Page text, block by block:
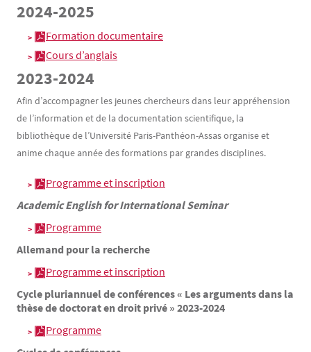
Contenu
Texte
2024-2025
Formation documentaire
Cours d’anglais
2023-2024
Afin d’accompagner les jeunes chercheurs dans leur appréhension
de l’information et de la documentation scientifique, la
bibliothèque de l’Université Paris-Panthéon-Assas organise et
anime chaque année des formations par grandes disciplines.
Programme et inscription
Academic English for International Seminar
Programme
Allemand pour la recherche
Programme et inscription
Cycle pluriannuel de conférences « Les arguments dans la
thèse de doctorat en droit privé » 2023-2024
Programme